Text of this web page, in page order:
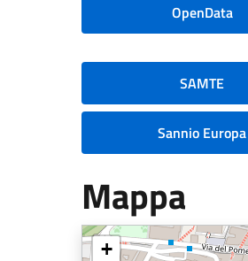
OpenData
SAMTE
Sannio Europa
Mappa
+